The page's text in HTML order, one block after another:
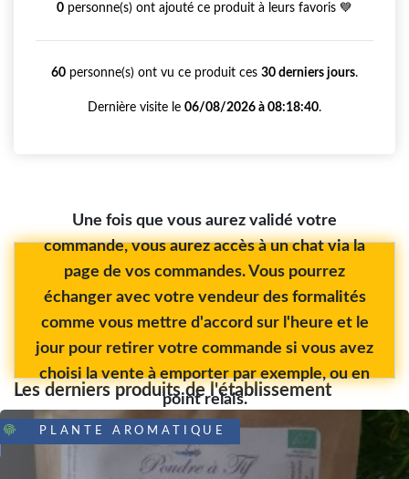
0 personne(s) ont ajouté ce produit à leurs favoris 💙
60 personne(s) ont vu ce produit ces 30 derniers jours.
Dernière visite le 06/08/2026 à 08:18:40.
Une fois que vous aurez validé votre
commande, vous aurez accès à un chat via la
page de vos commandes. Vous pourrez
échanger avec votre vendeur des formalités
comme vous mettre d'accord sur l'heure et le
jour pour retirer votre commande si vous avez
choisi la vente à emporter par exemple, ou en
point relais.
Les derniers produits de l'établissement
PLANTE AROMATIQUE